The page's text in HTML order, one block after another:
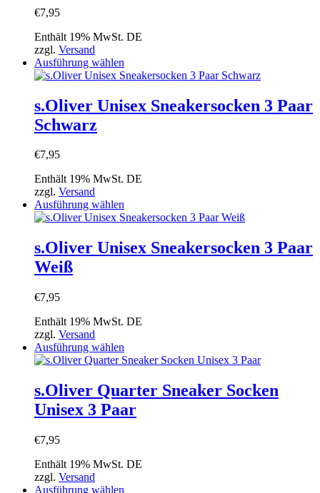
auf
gewählt
€7,95
Enthält 19% MwSt. DE
zzgl. Versand
Ausführung wählen
Produkt
mehrere
Varianten
auf
gewählt
s.Oliver Unisex Sneakersocken 3 Paar
Schwarz
€7,95
Enthält 19% MwSt. DE
zzgl. Versand
Ausführung wählen
Produkt
mehrere
Varianten
auf
gewählt
s.Oliver Unisex Sneakersocken 3 Paar
Weiß
€7,95
Enthält 19% MwSt. DE
zzgl. Versand
Ausführung wählen
Produkt
mehrere
Varianten
auf.
auf
s.Oliver Quarter Sneaker Socken
Unisex 3 Paar
€7,95
Enthält 19% MwSt. DE
zzgl. Versand
Ausführung wählen